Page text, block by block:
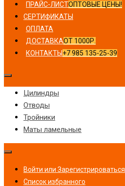
ПРАЙС-ЛИСТОПТОВЫЕ ЦЕНЫ!
СЕРТИФИКАТЫ
ОПЛАТА
ДОСТАВКАОТ 1000Р.
КОНТАКТЫ +7 985 135-25-39
Цилиндры
Отводы
Тройники
Маты ламельные
Войти или Зарегистрироваться
Список избранного